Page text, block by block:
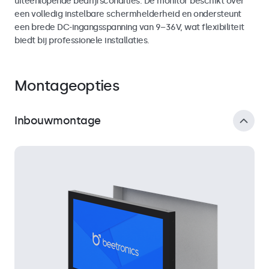
een volledig instelbare schermhelderheid en ondersteunt
een brede DC-ingangsspanning van 9–36V, wat flexibiliteit
biedt bij professionele installaties.
Montageopties
Inbouwmontage